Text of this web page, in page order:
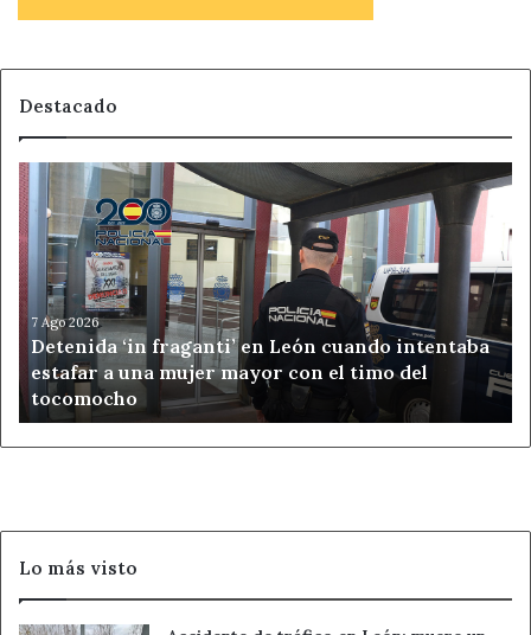
Destacado
Detenida
‘in
fraganti’
en
León
cuando
intentaba
estafar
una
mujer
mayor
tocomocho
7 Ago 2026
Detenida ‘in fraganti’ en León cuando intentaba
estafar a una mujer mayor con el timo del
tocomocho
Lo más visto